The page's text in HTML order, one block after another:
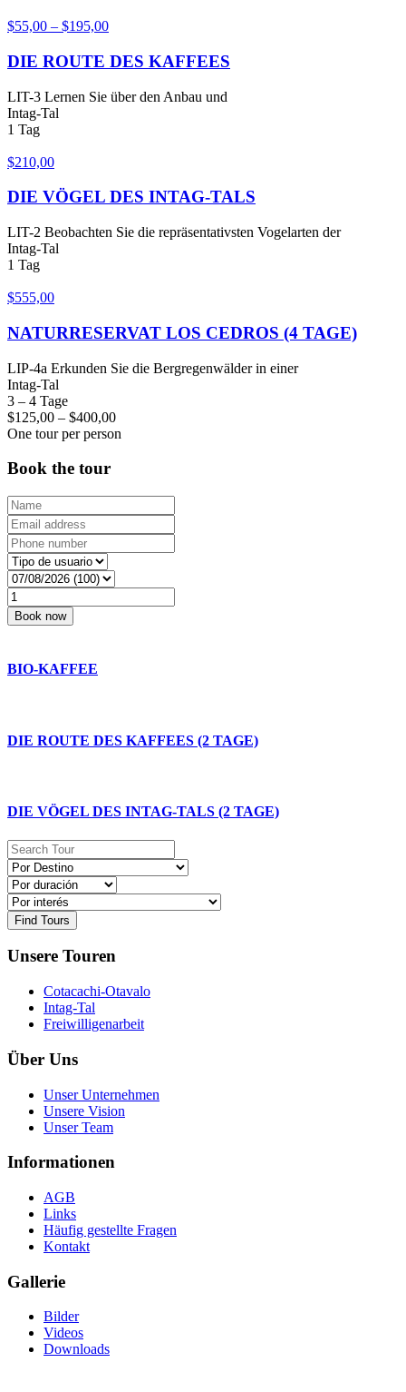
$55,00 – $195,00
DIE ROUTE DES KAFFEES
LIT-3 Lernen Sie über den Anbau und
Intag-Tal
1 Tag
$210,00
DIE VÖGEL DES INTAG-TALS
LIT-2 Beobachten Sie die repräsentativsten Vogelarten der
Intag-Tal
1 Tag
$555,00
NATURRESERVAT LOS CEDROS (4 TAGE)
LIP-4a Erkunden Sie die Bergregenwälder in einer
Intag-Tal
3 – 4 Tage
$125,00 – $400,00
One tour per person
Book the tour
BIO-KAFFEE
DIE ROUTE DES KAFFEES (2 TAGE)
DIE VÖGEL DES INTAG-TALS (2 TAGE)
Find Tours
Unsere Touren
Cotacachi-Otavalo
Intag-Tal
Freiwilligenarbeit
Über Uns
Unser Unternehmen
Unsere Vision
Unser Team
Informationen
AGB
Links
Häufig gestellte Fragen
Kontakt
Gallerie
Bilder
Videos
Downloads